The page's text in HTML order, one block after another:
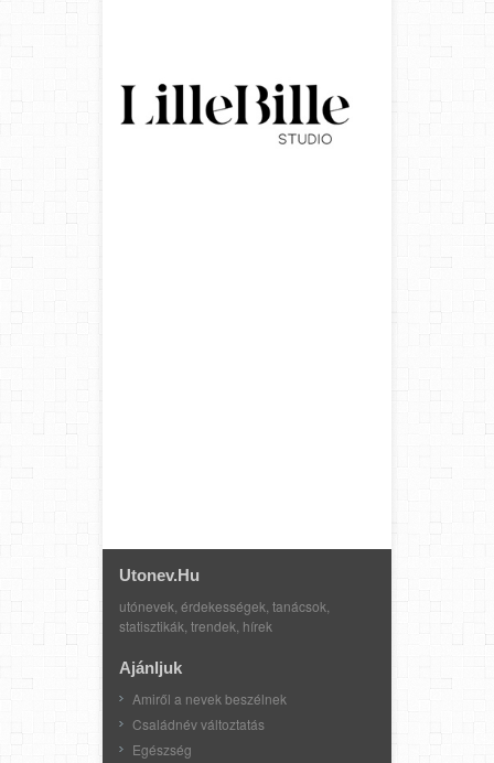
Utonev.hu
utónevek, érdekességek, tanácsok,
statisztikák, trendek, hírek
Ajánljuk
Amiről a nevek beszélnek
Családnév változtatás
Egészség